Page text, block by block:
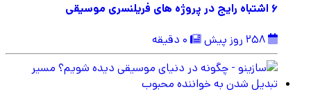
6 اشتباه رایج در پروژه های فریلنسری موسیقی